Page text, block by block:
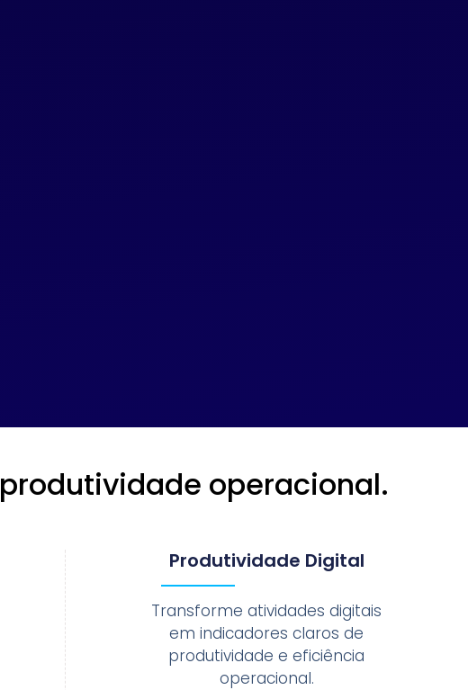
operacional.
Produtividade Digital
Transforme atividades digitais
em indicadores claros de
produtividade e eficiência
operacional.